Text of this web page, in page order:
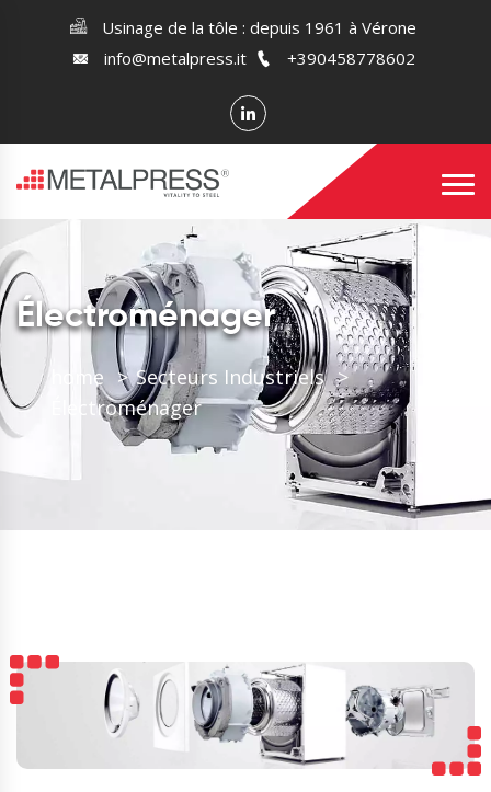
Usinage de la tôle : depuis 1961 à Vérone
info@metalpress.it
+390458778602
Électroménager
home
Secteurs Industriels
Électroménager